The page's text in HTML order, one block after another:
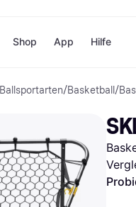
Zahlungsmethoden
Bezahle in 3
Teilzahlungen
Bezahle in bis zu 30
Tagen
Ratenzahlung
Shop
Shops
H&M
Temu
App Hilfe
Ballsportarten/Basketball /